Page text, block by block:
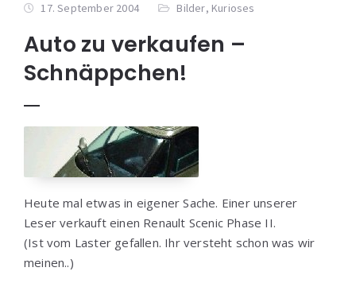
17. September 2004 Bilder, Kurioses
Auto zu verkaufen –
Schnäppchen!
Heute mal etwas in eigener Sache. Einer unserer
Leser verkauft einen Renault Scenic Phase II.
(Ist vom Laster gefallen. Ihr versteht schon was wir
meinen..)